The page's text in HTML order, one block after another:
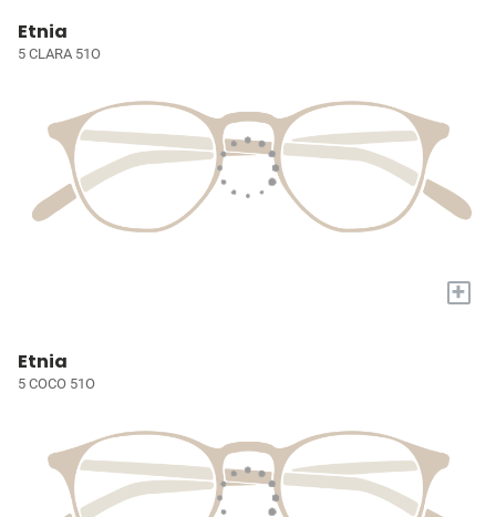
Etnia
5 CLARA 51O
+
Etnia
5 COCO 51O